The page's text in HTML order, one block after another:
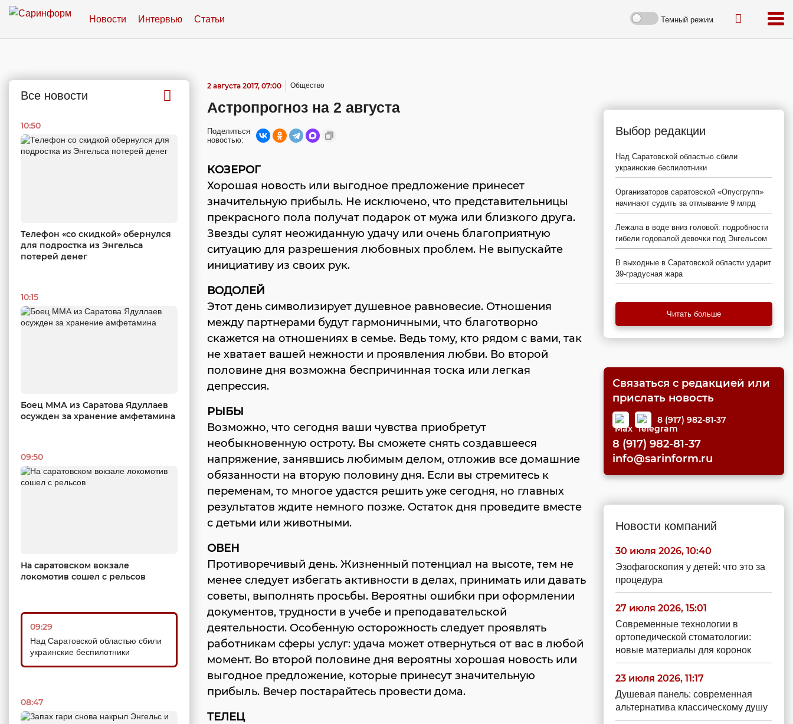
Новости Интервью Статьи Темный режим
Все новости
10:50
Телефон «со скидкой» обернулся
для подростка из Энгельса
потерей денег
10:15
Боец ММА из Саратова Ядуллаев
осужден за хранение амфетамина
09:50
На саратовском вокзале
локомотив сошел с рельсов
09:29
Над Саратовской областью сбили
украинские беспилотники
08:47
2 августа 2017, 07:00 Общество
Астропрогноз на 2 августа
Поделиться
новостью:
КОЗЕРОГ
Хорошая новость или выгодное предложение принесет
значительную прибыль. Не исключено, что представительницы
прекрасного пола получат подарок от мужа или близкого друга.
Звезды сулят неожиданную удачу или очень благоприятную
ситуацию для разрешения любовных проблем. Не выпускайте
инициативу из своих рук.
ВОДОЛЕЙ
Этот день символизирует душевное равновесие. Отношения
между партнерами будут гармоничными, что благотворно
скажется на отношениях в семье. Ведь тому, кто рядом с вами, так
не хватает вашей нежности и проявления любви. Во второй
половине дня возможна беспричинная тоска или легкая
депрессия.
РЫБЫ
Возможно, что сегодня ваши чувства приобретут
необыкновенную остроту. Вы сможете снять создавшееся
напряжение, занявшись любимым делом, отложив все домашние
обязанности на вторую половину дня. Если вы стремитесь к
переменам, то многое удастся решить уже сегодня, но главных
результатов ждите немного позже. Остаток дня проведите вместе
с детьми или животными.
ОВЕН
Противоречивый день. Жизненный потенциал на высоте, тем не
менее следует избегать активности в делах, принимать или давать
советы, выполнять просьбы. Вероятны ошибки при оформлении
документов, трудности в учебе и преподавательской
деятельности. Особенную осторожность следует проявлять
работникам сферы услуг: удача может отвернуться от вас в любой
момент. Во второй половине дня вероятны хорошая новость или
выгодное предложение, которые принесут значительную
прибыль. Вечер постарайтесь провести дома.
ТЕЛЕЦ
Выбор редакции
Над Саратовской областью сбили
украинские беспилотники
Организаторов саратовской «Опусгрупп»
начинают судить за отмывание 9 млрд
Лежала в воде вниз головой: подробности
гибели годовалой девочки под Энгельсом
В выходные в Саратовской области ударит
39-градусная жара
Читать больше
Связаться с редакцией или
прислать новость
8 (917) 982-81-37
8 (917) 982-81-37
info@sarinform.ru
Новости компаний
30 июля 2026, 10:40
Эзофагоскопия у детей: что это за
процедура
27 июля 2026, 15:01
Современные технологии в
ортопедической стоматологии:
новые материалы для коронок
23 июля 2026, 11:17
Душевая панель: современная
альтернатива классическому душу